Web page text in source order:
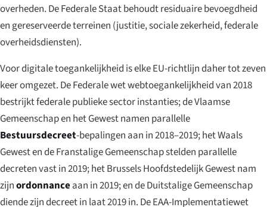
overheden. De Federale Staat behoudt residuaire bevoegdheid
en gereserveerde terreinen (justitie, sociale zekerheid, federale
overheidsdiensten).
Voor digitale toegankelijkheid is elke EU-richtlijn daher tot zeven
keer omgezet. De Federale wet webtoegankelijkheid van 2018
bestrijkt federale publieke sector instanties; de Vlaamse
Gemeenschap en het Gewest namen parallelle
Bestuursdecreet-bepalingen aan in 2018–2019; het Waals
Gewest en de Franstalige Gemeenschap stelden parallelle
decreten vast in 2019; het Brussels Hoofdstedelijk Gewest nam
zijnordonnanceaan in 2019; en de Duitstalige Gemeenschap
diende zijn decreet in laat 2019 in. De EAA-Implementatiewet